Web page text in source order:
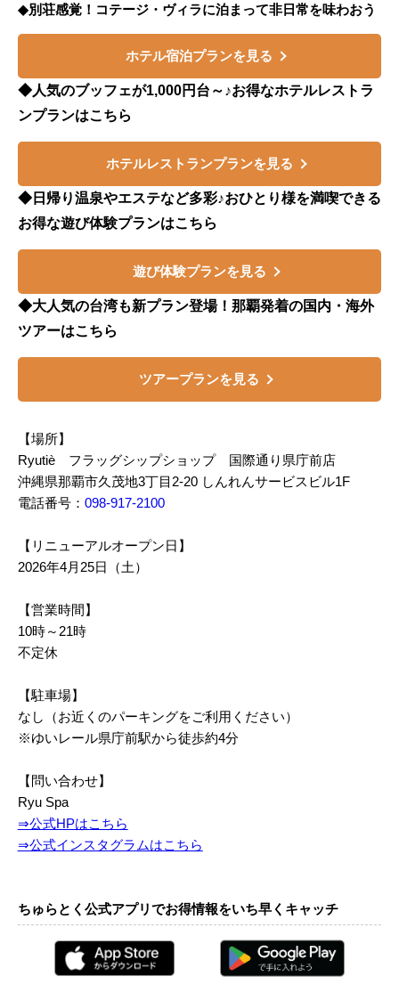
◆別荘感覚！コテージ・ヴィラに泊まって非日常を味わおう
ホテル宿泊プランを見る
◆人気のブッフェが1,000円台～♪お得なホテルレストラ
ンプランはこちら
ホテルレストランプランを見る
◆日帰り温泉やエステなど多彩♪おひとり様を満喫できる
お得な遊び体験プランはこちら
遊び体験プランを見る
◆大人気の台湾も新プラン登場！那覇発着の国内・海外
ツアーはこちら
ツアープランを見る
【場所】
Ryutiè フラッグシップショップ 国際通り県庁前店
沖縄県那覇市久茂地3丁目2-20 しんれんサービスビル1F
電話番号： 098-917-2100
【リニューアルオープン日】
2026年4月25日（土）
【営業時間】
10時～21時
不定休
【駐車場】
なし（お近くのパーキングをご利用ください）
※ゆいレール県庁前駅から徒歩約4分
【問い合わせ】
Ryu Spa
⇒公式HPはこちら
⇒公式インスタグラムはこちら
ちゅらとく公式アプリでお得情報をいち早くキャッチ